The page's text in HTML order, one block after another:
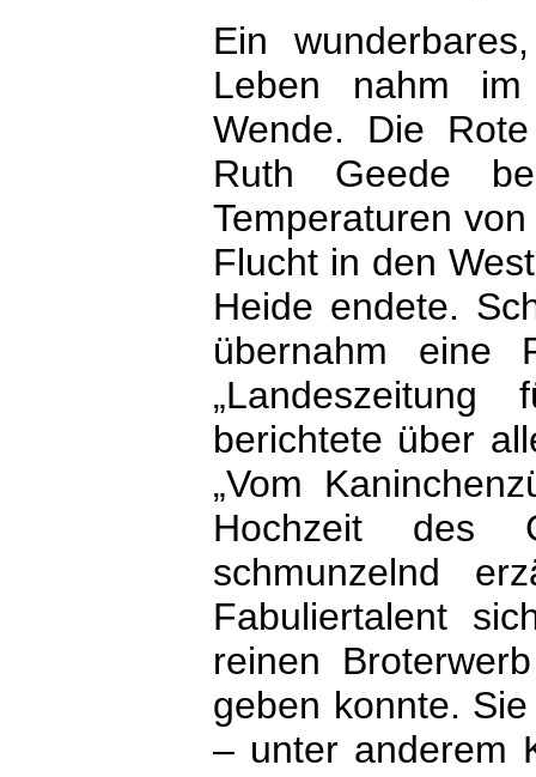
Ein
Leben nahm
Wende. Die
Ruth Geede
Temperaturen
Flucht in den
Heide endete.
übernahm eine
berichtete über
„Vom
Hochzeit des
schmunzelnd
Fabuliertalent
reinen
geben konnte.
– unter anderem